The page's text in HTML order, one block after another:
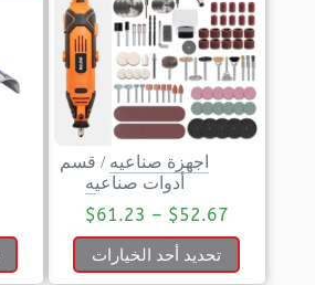
اجهزة صناعيه / قسم
أدوات صناعيه
$52.67
–
$61.23
تحديد أحد الخيارات